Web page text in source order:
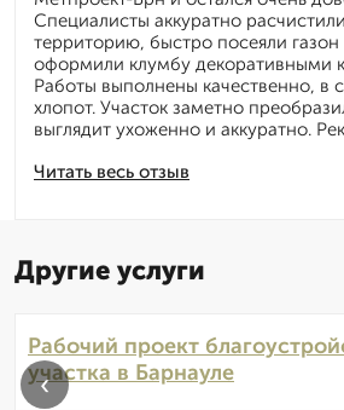
Читать весь отзыв
Специалисты аккуратно
территорию, быстро посеяли газон
оформили клумбу декоративными
Работы выполнены качественно, в
хлопот. Участок заметно
выглядит ухоженно и аккуратно.
Другие услуги
Рабочий проект
участка в Барнауле
‹